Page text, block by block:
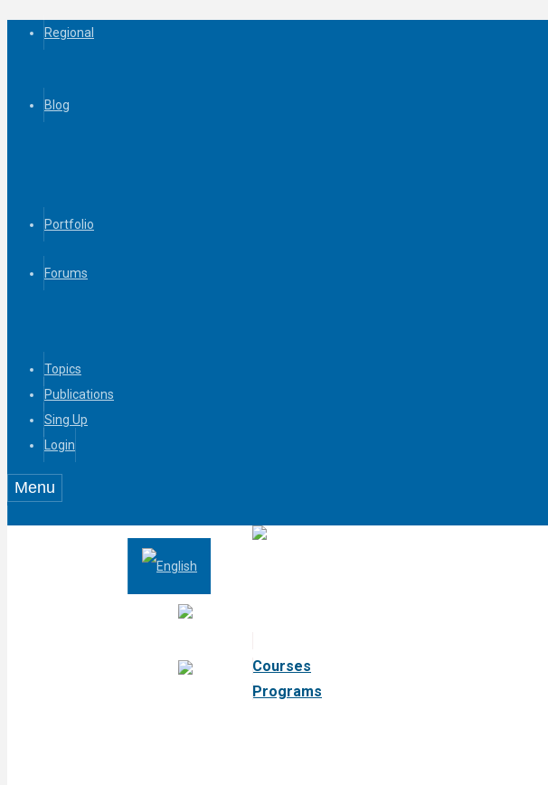
Regional
Blog
Portfolio
Forums
Topics
Publications
Sing Up
Login
Menu
Courses
Programs